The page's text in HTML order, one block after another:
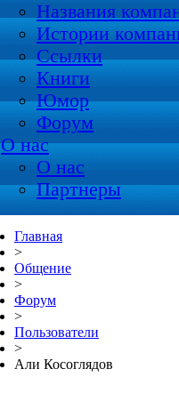
Названия
Истории
Ссылки
Книги
Юмор
Форум
О нас
О нас
Партнеры
Главная
>
Общение
>
Форум
>
Пользователи
>
Али Косоглядов